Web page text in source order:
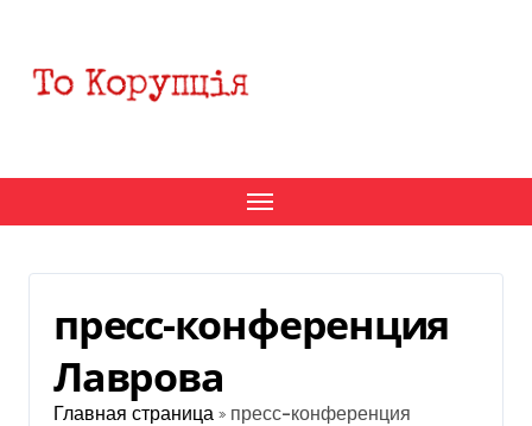
содержанию
пресс-конференция
Лаврова
Главная страница » пресс-конференция